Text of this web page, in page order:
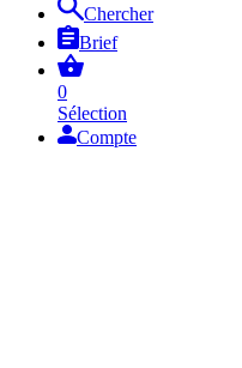
Chercher
Brief
0
Sélection
Compte